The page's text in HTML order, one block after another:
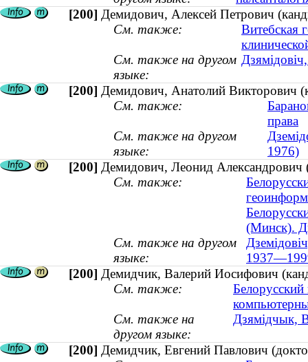
[200] Демидович, Алексей Петрович
См. также:
Витебская
См. также на другом
языке:
[200] Демидович, Анатолий Викторович
См. также:
права
См. также на другом
языке:
1976)
[200] Демидович, Леонид Александрович
См. также:
(Минск).
См. также на другом
языке:
[200] Демидчик, Валерий Иосифович
См. также:
См. также на
другом языке:
Дзямідчык,
[200] Демидчик, Евгений Павлович